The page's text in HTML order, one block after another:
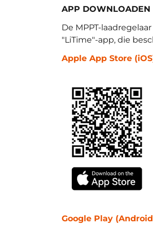
Elektrischer
Außenbordmotor
APP DOWNLOADEN
De MPPT-
"LiTime"-app, die
Apple App Store
Google Play